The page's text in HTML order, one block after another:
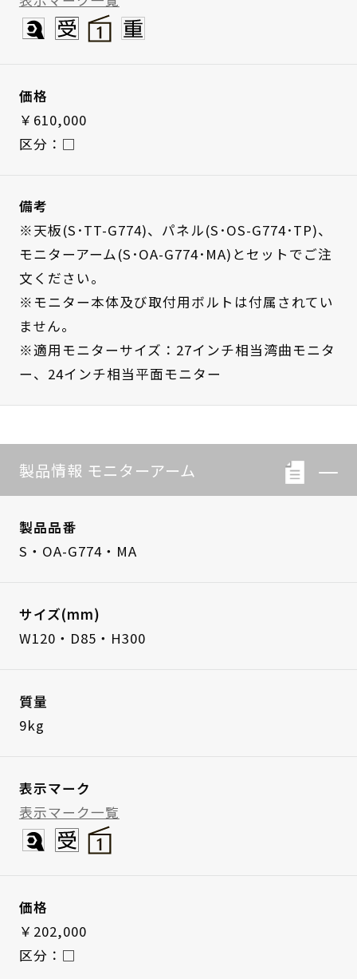
価格
￥610,000
区分：□
備考
※天板(S･TT-G774)、パネル(S･OS-G774･TP)、
モニターアーム(S･OA-G774･MA)とセットでご注
文ください。
※モニター本体及び取付用ボルトは付属されてい
ません。
※適用モニターサイズ：27インチ相当湾曲モニタ
ー、24インチ相当平面モニター
製品情報 モニターアーム
製品品番
S・OA-G774・MA
サイズ(mm)
W120・D85・H300
質量
9kg
表示マーク
表示マーク一覧
価格
￥202,000
区分：□